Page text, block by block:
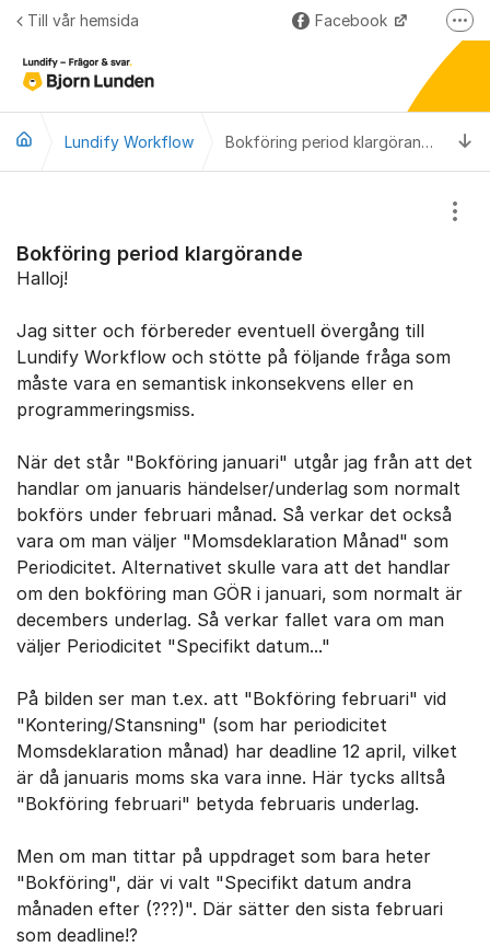
Hoppa till innehåll
Till vår hemsida Facebook
Björnkoll – Blogg
Lundify Workflow Bokföring period klargörande
Bokföring period klargörande
Halloj!
Jag sitter och förbereder eventuell övergång till
Lundify Workflow och stötte på följande fråga som
måste vara en semantisk inkonsekvens eller en
programmeringsmiss.
När det står "Bokföring januari" utgår jag från att det
handlar om januaris händelser/underlag som normalt
bokförs under februari månad. Så verkar det också
vara om man väljer "Momsdeklaration Månad" som
Periodicitet. Alternativet skulle vara att det handlar
om den bokföring man GÖR i januari, som normalt är
decembers underlag. Så verkar fallet vara om man
väljer Periodicitet "Specifikt datum..."
På bilden ser man t.ex. att "Bokföring februari" vid
"Kontering/Stansning" (som har periodicitet
Momsdeklaration månad) har deadline 12 april, vilket
är då januaris moms ska vara inne. Här tycks alltså
"Bokföring februari" betyda februaris underlag.
Men om man tittar på uppdraget som bara heter
"Bokföring", där vi valt "Specifikt datum andra
månaden efter (???)". Där sätter den sista februari
som deadline!?